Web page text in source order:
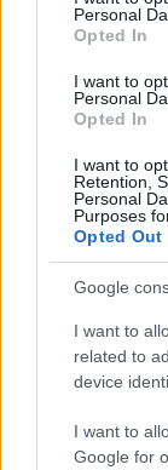
Personal
Opted In
I want to
Personal
Opted In
I want to
Retention,
Personal
Purposes
Opted Out
Google
I want to
related to
device
I want to
Google for
ÉRDEKESSÉG
Válassz egy